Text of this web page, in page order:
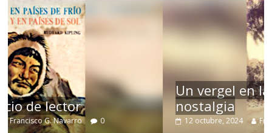
Un vergel en las nieblas de la
nostalgia
12 octubre, 2024 Francisco G. Navarro 0